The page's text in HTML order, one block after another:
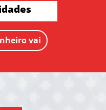
vai